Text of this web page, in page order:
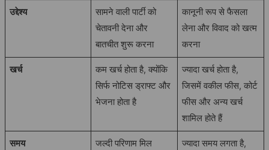
उद्देश्य
सामने वाली पार्टी को
चेतावनी देना और
बातचीत शुरू करना
कानूनी रूप से फैसला
लेना और विवाद को खत्म
करना
खर्च
कम खर्च होता है, क्योंकि
सिर्फ नोटिस ड्राफ्ट और
भेजना होता है
ज्यादा खर्च होता है,
जिसमें वकील फीस, कोर्ट
फीस और अन्य खर्च
शामिल होते हैं
समय
जल्दी परिणाम मिल
ज्यादा समय लगता है,